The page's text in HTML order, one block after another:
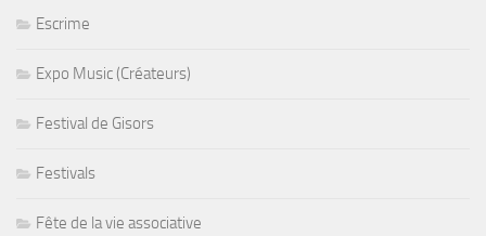
Escrime
Expo Music (Créateurs)
Festival de Gisors
Festivals
Fête de la vie associative